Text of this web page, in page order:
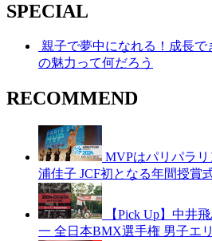
SPECIAL
親子で夢中になれる！成長
の魅力って何だろう
RECOMMEND
MVPはパリパラ
浦佳子 JCF初となる年間授賞
【Pick Up】中井
一 全日本BMX選手権 男子エ